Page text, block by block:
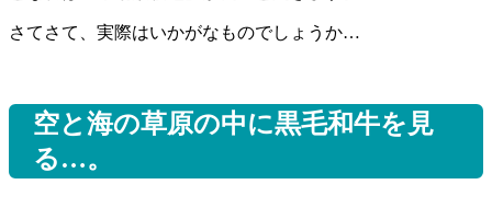
さてさて、実際はいかがなものでしょうか…
空と海の草原の中に黒毛和牛を見
る…。